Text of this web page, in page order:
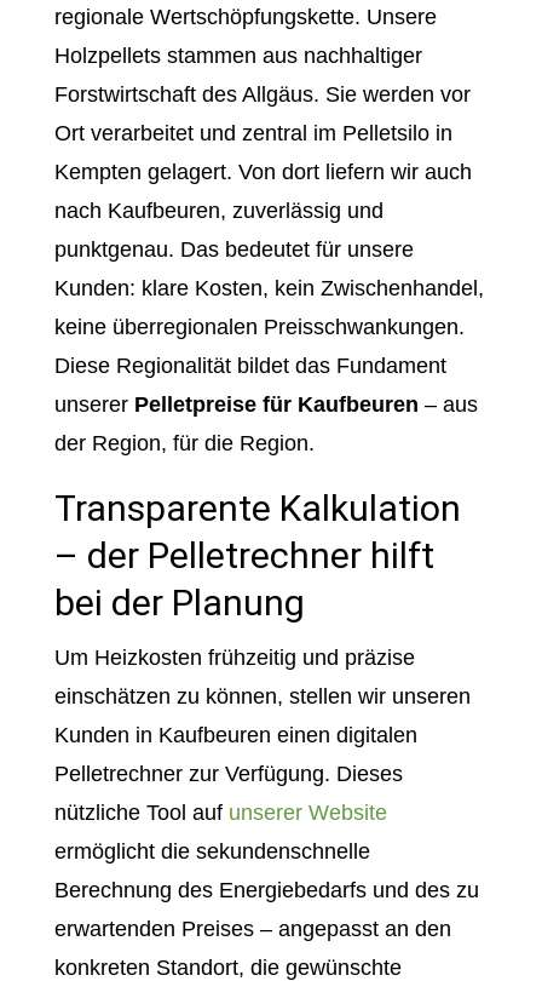
regionale Wertschöpfungskette. Unsere
Holzpellets stammen aus nachhaltiger
Forstwirtschaft des Allgäus. Sie werden vor
Ort verarbeitet und zentral im Pelletsilo in
Kempten gelagert. Von dort liefern wir auch
nach Kaufbeuren, zuverlässig und
punktgenau. Das bedeutet für unsere
Kunden: klare Kosten, kein Zwischenhandel,
keine überregionalen Preisschwankungen.
Diese Regionalität bildet das Fundament
unserer Pelletpreise für Kaufbeuren – aus
der Region, für die Region.
Transparente Kalkulation
– der Pelletrechner hilft
bei der Planung
Um Heizkosten frühzeitig und präzise
einschätzen zu können, stellen wir unseren
Kunden in Kaufbeuren einen digitalen
Pelletrechner zur Verfügung. Dieses
nützliche Tool auf unserer Website
ermöglicht die sekundenschnelle
Berechnung des Energiebedarfs und des zu
erwartenden Preises – angepasst an den
konkreten Standort, die gewünschte